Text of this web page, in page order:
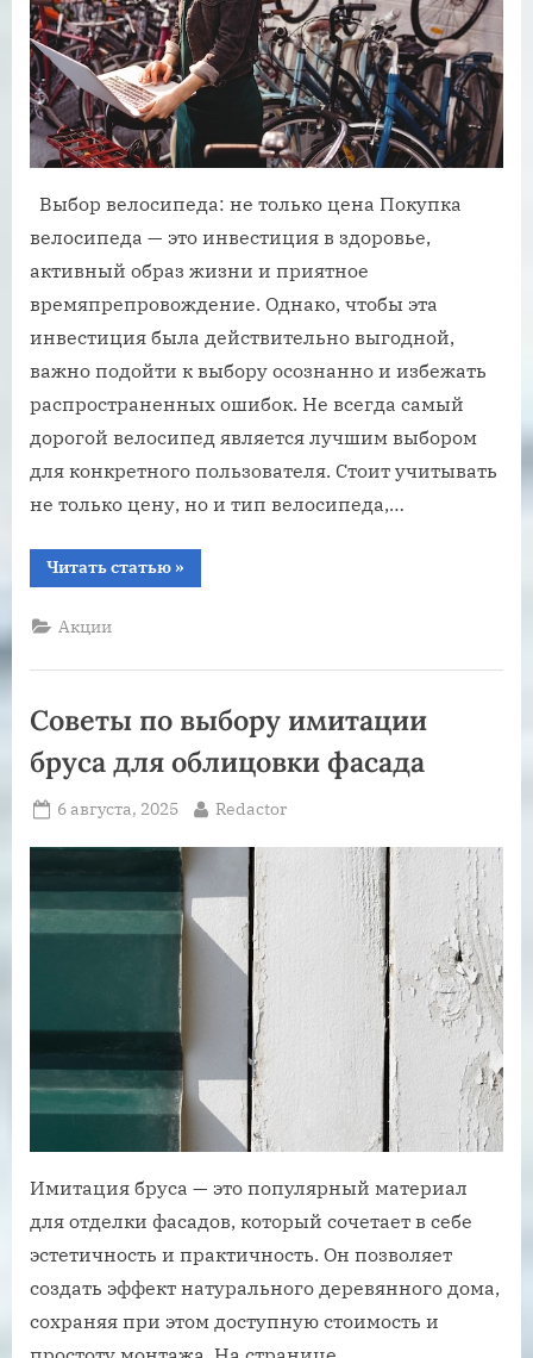
Выбор велосипеда: не только цена Покупка
велосипеда — это инвестиция в здоровье,
активный образ жизни и приятное
времяпрепровождение. Однако, чтобы эта
инвестиция была действительно выгодной,
важно подойти к выбору осознанно и избежать
распространенных ошибок. Не всегда самый
дорогой велосипед является лучшим выбором
для конкретного пользователя. Стоит учитывать
не только цену, но и тип велосипеда,…
Читать статью“Как
купить
переплатить”
»
Акции
Советы по выбору имитации
бруса для облицовки фасада
Posted
6 августа, 2025 By
Redactor
Имитация бруса — это популярный материал
для отделки фасадов, который сочетает в себе
эстетичность и практичность. Он позволяет
создать эффект натурального деревянного дома,
сохраняя при этом доступную стоимость и